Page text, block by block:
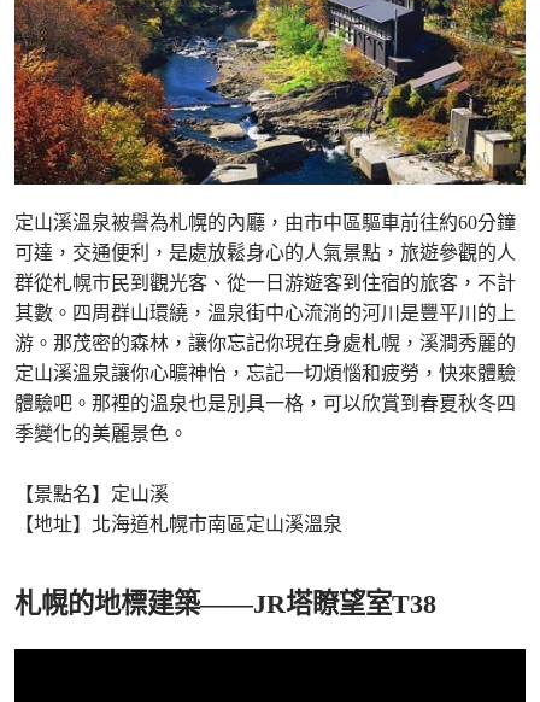
定山溪溫泉被譽為札幌的內廳，由市中區驅車前往約60分鐘
可達，交通便利，是處放鬆身心的人氣景點，旅遊參觀的人
群從札幌市民到觀光客、從一日游遊客到住宿的旅客，不計
其數。四周群山環繞，溫泉街中心流淌的河川是豐平川的上
游。那茂密的森林，讓你忘記你現在身處札幌，溪澗秀麗的
定山溪溫泉讓你心曠神怡，忘記一切煩惱和疲勞，快來體驗
體驗吧。那裡的溫泉也是別具一格，可以欣賞到春夏秋冬四
季變化的美麗景色。
【景點名】定山溪
【地址】北海道札幌市南區定山溪溫泉
札幌的地標建築——JR塔瞭望室T38